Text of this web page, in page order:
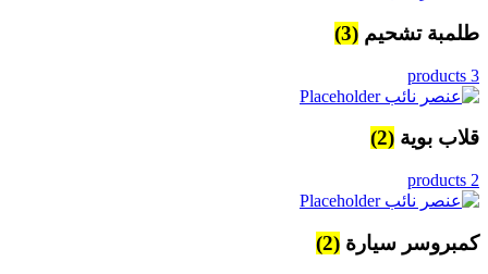
طلمبة تشحيم (3)
3 products
قلاب بوية (2)
2 products
كمبروسر سيارة (2)